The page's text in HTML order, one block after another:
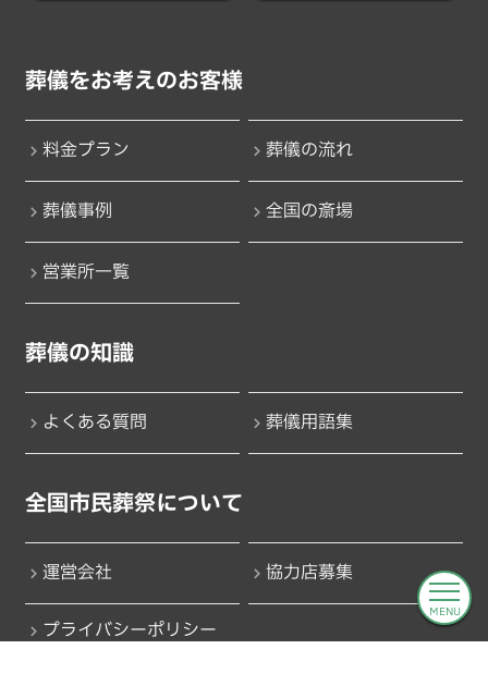
MENU
葬儀をお考えのお客様
料金プラン 葬儀の流れ
葬儀事例 全国の斎場
営業所一覧
葬儀の知識
よくある質問 葬儀用語集
全国市民葬祭について
運営会社 協力店募集
プライバシーポリシー